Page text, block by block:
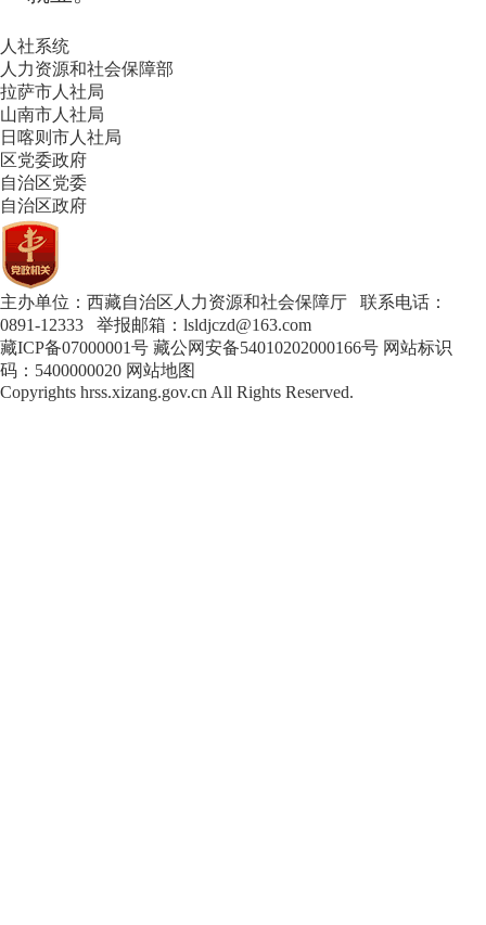
人社系统
人力资源和社会保障部
拉萨市人社局
山南市人社局
日喀则市人社局
区党委政府
自治区党委
自治区政府
主办单位：西藏自治区人力资源和社会保障厅 联系电话：
0891-12333 举报邮箱：lsldjczd@163.com
藏ICP备07000001号 藏公网安备54010202000166号 网站标识
码：5400000020 网站地图
Copyrights hrss.xizang.gov.cn All Rights Reserved.